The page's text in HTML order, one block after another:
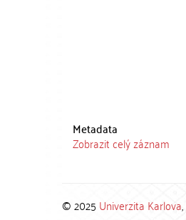
Metadata
Zobrazit celý záznam
© 2025 Univerzita Karlova,